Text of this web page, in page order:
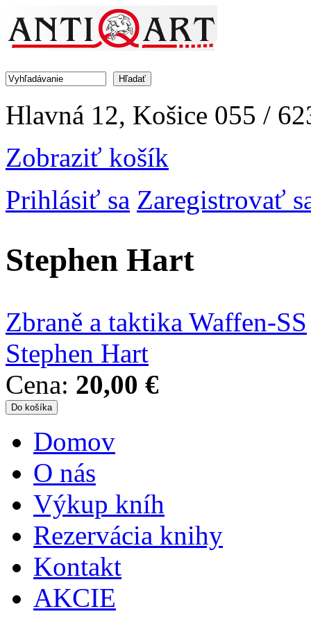
Vyhľadávanie
Hlavná 12, Košice 055 /
Zobraziť košík
Prihlásiť sa Zaregistrovať
Stephen Hart
Zbraně a taktika Waffen-SS
Stephen Hart
Cena: 20,00 €
Hlavné menu
Domov
O nás
Výkup kníh
Rezervácia knihy
Kontakt
AKCIE